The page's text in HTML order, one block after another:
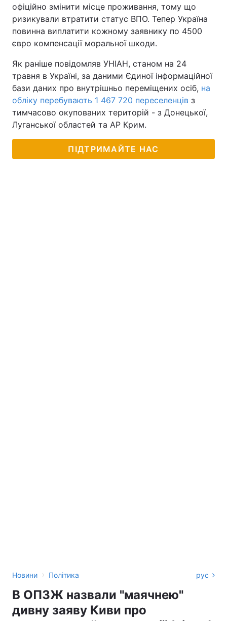
офіційно змінити місце проживання, тому що
ризикували втратити статус ВПО. Тепер Україна
повинна виплатити кожному заявнику по 4500
євро компенсації моральної шкоди.
Як раніше повідомляв УНІАН, станом на 24
травня в Україні, за даними Єдиної інформаційної
бази даних про внутрішньо переміщених осіб, на
обліку перебувають 1 467 720 переселенців з
тимчасово окупованих територій - з Донецької,
Луганської областей та АР Крим.
ПІДТРИМАЙТЕ НАС
Новини › Політика рус
В ОПЗЖ назвали "маячнею"
дивну заяву Киви про